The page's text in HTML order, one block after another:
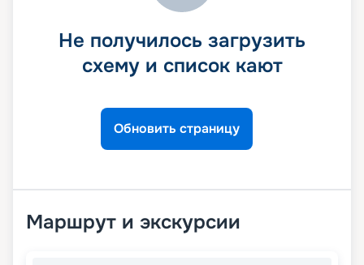
Не получилось загрузить
схему и список кают
Обновить страницу
Маршрут и экскурсии